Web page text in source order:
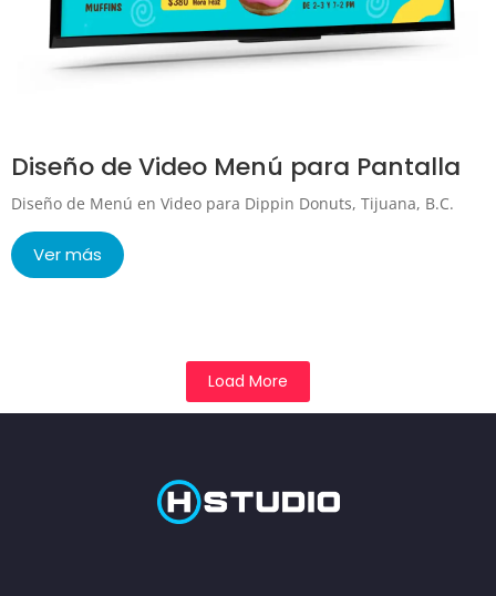
Diseño de Video Menú para Pantalla
Diseño de Menú en Video para Dippin Donuts, Tijuana, B.C.
Ver más
Load More